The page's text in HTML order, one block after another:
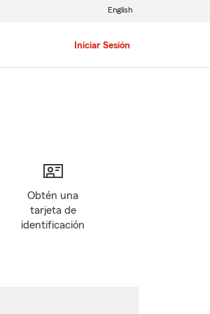
Iniciar Sesión
English
Obtén una
tarjeta de
identificación